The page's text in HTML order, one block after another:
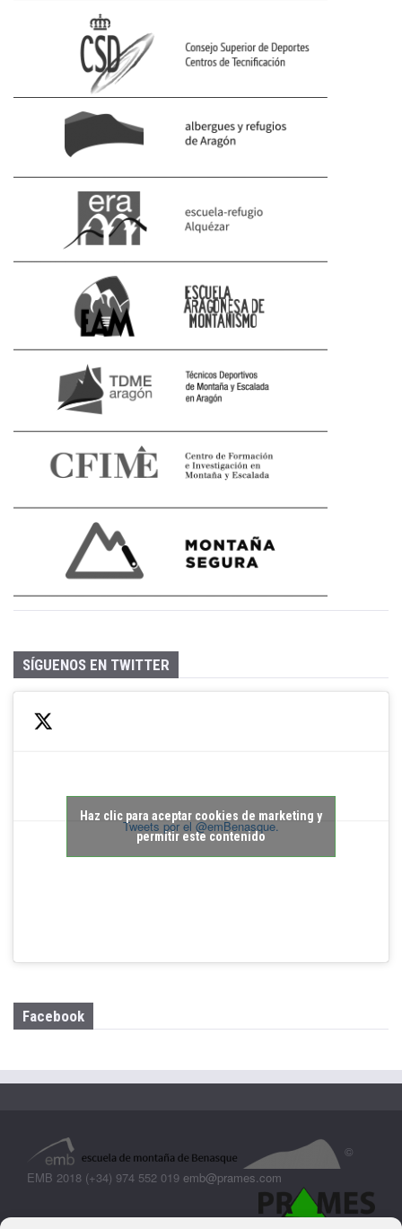
SÍGUENOS EN TWITTER
Tweets por el @emBenasque.
Haz clic para aceptar cookies de marketing y
permitir este contenido
Facebook
©
EMB 2018 (+34) 974 552 019 emb@prames.com